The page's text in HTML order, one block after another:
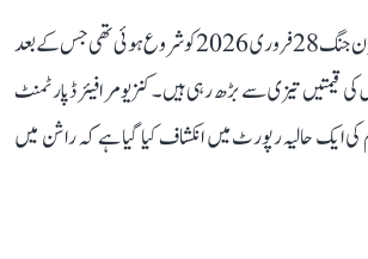
ایران اور امریکہ کے درمیان جنگ 28 فروری 2026 کو شروع ہوئی تھی جس کے بعد
قیمتیں تیزی سے بڑھ رہی ہیں۔ کنزیومر افیئر ڈپارٹمنٹ
ایک حالیہ رپورٹ میں انکشاف کیا گیا ہے کہ راشن میں